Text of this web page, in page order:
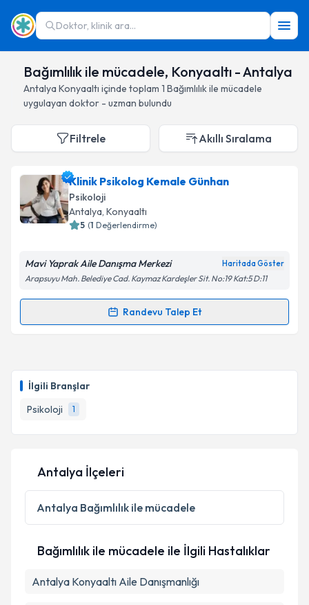
Doktor, klinik ara...
Bağımlılık ile mücadele, Konyaaltı - Antalya
Antalya Konyaaltı içinde toplam 1 Bağımlılık ile mücadele
uygulayan doktor - uzman bulundu
İlgili Branşlar
Psikoloji
1
Filtrele Akıllı Sıralama
Klinik Psikolog Kemale Günhan
Psikoloji
Antalya, Konyaaltı
5 (1 Değerlendirme)
Mavi Yaprak Aile Danışma Merkezi Haritada Göster
Arapsuyu Mah. Belediye Cad. Kaymaz Kardeşler Sit. No:19 Kat:5 D:11
Randevu Talep Et
Randevu Takvimi Talebi
almanız için bir takvim hazırlandığında e-posta ile
bilgilendireceğiz.
E-posta Adresiniz
Kişisel verilerimin işlenmesine ilişkin
Metni'ni okudum ve kişisel verilerimin belirtilen
Antalya İlçeleri
Antalya Bağımlılık ile mücadele
Bağımlılık ile mücadele ile İlgili Hastalıklar
Antalya Konyaaltı Aile Danışmanlığı